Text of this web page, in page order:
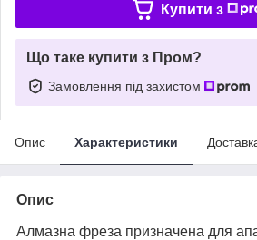
Купити з
Що таке купити з Пром?
Замовлення під захистом
Опис Характеристики
Опис
Алмазна фреза призначена для